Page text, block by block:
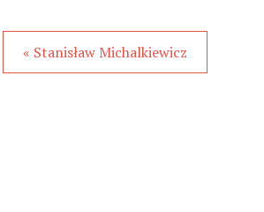
« Stanisław Michalkiewicz